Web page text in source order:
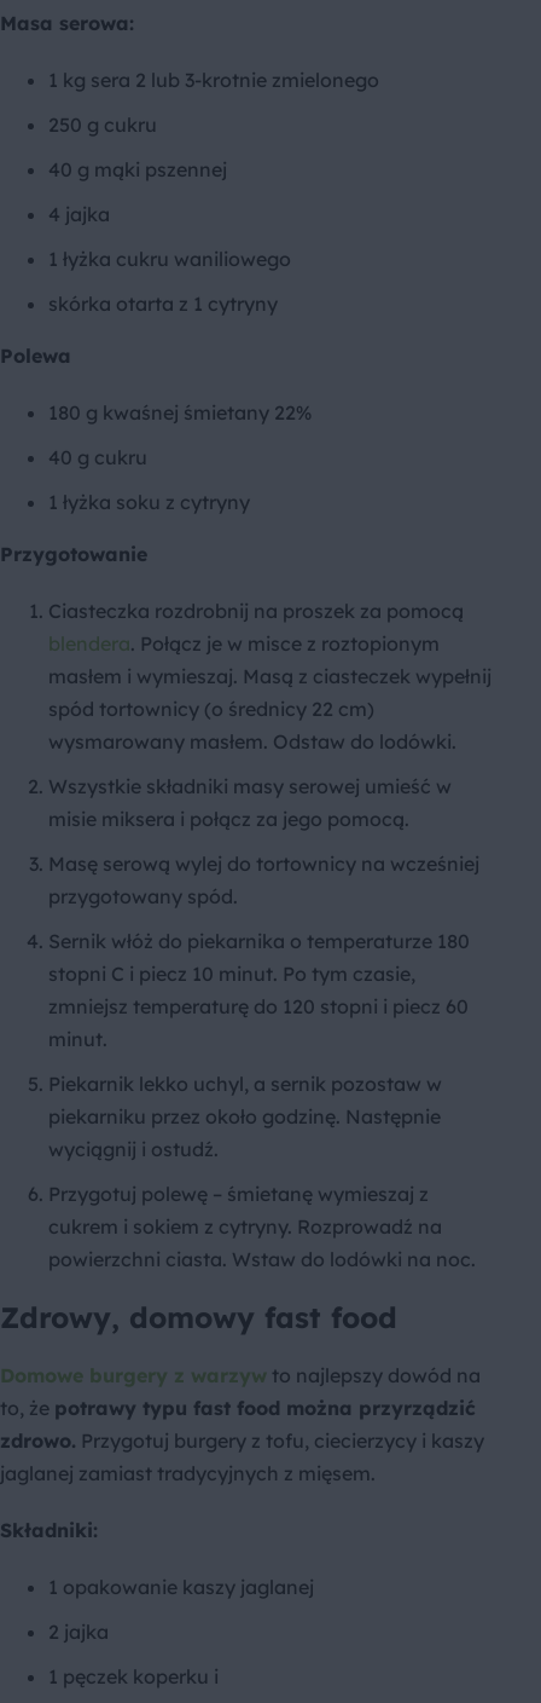
Masa serowa:
1 kg sera 2 lub 3-krotnie zmielonego
250 g cukru
40 g mąki pszennej
4 jajka
1 łyżka cukru waniliowego
skórka otarta z 1 cytryny
Polewa
180 g kwaśnej śmietany 22%
40 g cukru
1 łyżka soku z cytryny
Przygotowanie
Ciasteczka rozdrobnij na proszek za pomocą
blendera. Połącz je w misce z roztopionym
masłem i wymieszaj. Masą z ciasteczek wypełnij
spód tortownicy (o średnicy 22 cm)
wysmarowany masłem. Odstaw do lodówki.
Wszystkie składniki masy serowej umieść w
misie miksera i połącz za jego pomocą.
Masę serową wylej do tortownicy na wcześniej
przygotowany spód.
Sernik włóż do piekarnika o temperaturze 180
stopni C i piecz 10 minut. Po tym czasie,
zmniejsz temperaturę do 120 stopni i piecz 60
minut.
Piekarnik lekko uchyl, a sernik pozostaw w
piekarniku przez około godzinę. Następnie
wyciągnij i ostudź.
Przygotuj polewę – śmietanę wymieszaj z
cukrem i sokiem z cytryny. Rozprowadź na
powierzchni ciasta. Wstaw do lodówki na noc.
Zdrowy, domowy fast food
Domowe burgery z warzyw to najlepszy dowód na
to, że potrawy typu fast food można przyrządzić
zdrowo. Przygotuj burgery z tofu, ciecierzycy i kaszy
jaglanej zamiast tradycyjnych z mięsem.
Składniki:
1 opakowanie kaszy jaglanej
2 jajka
1 pęczek koperku i